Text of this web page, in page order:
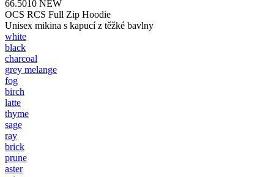
66.5010 NEW
OCS RCS Full Zip Hoodie
Unisex mikina s kapucí z těžké bavlny
white
black
charcoal
grey melange
fog
birch
latte
thyme
sage
ray
brick
prune
aster